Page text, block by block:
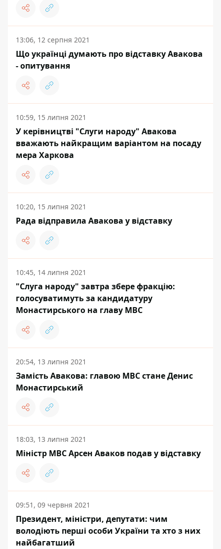
13:06, 12 серпня 2021
Що українці думають про відставку Авакова
- опитування
10:59, 15 липня 2021
У керівництві "Слуги народу" Авакова
вважають найкращим варіантом на посаду
мера Харкова
10:20, 15 липня 2021
Рада відправила Авакова у відставку
10:45, 14 липня 2021
"Слуга народу" завтра збере фракцію:
голосуватимуть за кандидатуру
Монастирського на главу МВС
20:54, 13 липня 2021
Замість Авакова: главою МВС стане Денис
Монастирський
18:03, 13 липня 2021
Міністр МВС Арсен Аваков подав у відставку
09:51, 09 червня 2021
Президент, міністри, депутати: чим
володіють перші особи України та хто з них
найбагатший